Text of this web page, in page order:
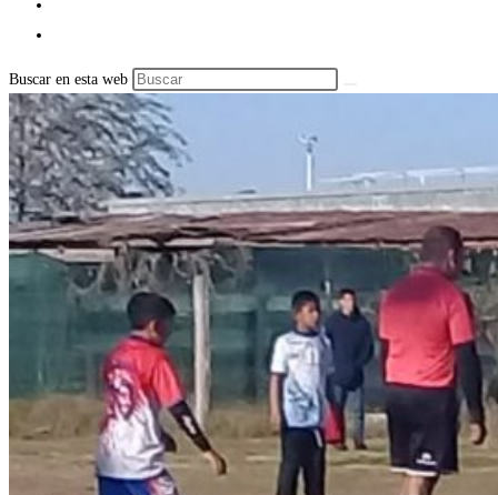
Buscar en esta web